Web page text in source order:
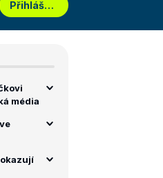
Přihlášení
média